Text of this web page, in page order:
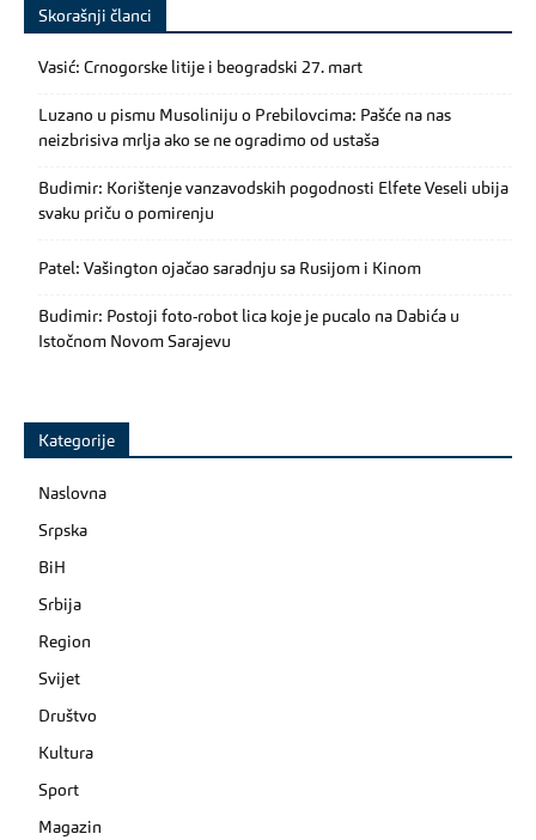
Skorašnji članci
Vasić: Crnogorske litije i beogradski 27. mart
Luzano u pismu Musoliniju o Prebilovcima: Pašće na nas
neizbrisiva mrlja ako se ne ogradimo od ustaša
Budimir: Korištenje vanzavodskih pogodnosti Elfete Veseli ubija
svaku priču o pomirenju
Patel: Vašington ojačao saradnju sa Rusijom i Kinom
Budimir: Postoji foto-robot lica koje je pucalo na Dabića u
Istočnom Novom Sarajevu
Kategorije
Naslovna
Srpska
BiH
Srbija
Region
Svijet
Društvo
Kultura
Sport
Magazin